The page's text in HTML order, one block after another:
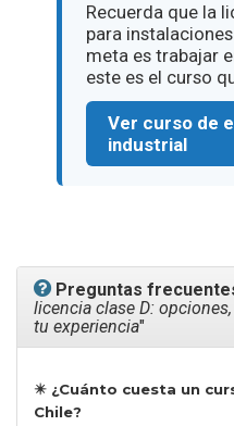
Recuerda que la
para
meta es trabajar
este es el curso
Ver curso de
industrial
Preguntas
licencia clase D:
tu experiencia"
✴️ ¿Cuánto cuesta un
Chile?